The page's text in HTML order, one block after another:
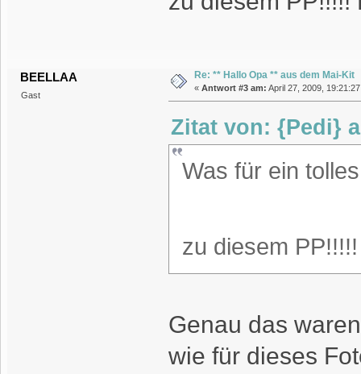
BEELLAA
Gast
Re: ** Hallo Opa ** aus dem Mai-Kit
« Antwort #3 am: April 27, 2009,
Zitat von: {Pedi}
Was für ein
zu diesem
Genau das
wie für dieses